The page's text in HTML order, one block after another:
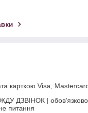
карткою Visa,
ДЗВІНОК | обов'язково
питання